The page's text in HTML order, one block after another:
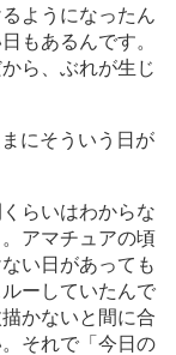
ようになったん
もあるんです。
ら、ぶれが生じ
にそういう日が
らいはわからな
アマチュアの頃
い日があっても
ーしていたんで
かないと間に合
それで「今日の